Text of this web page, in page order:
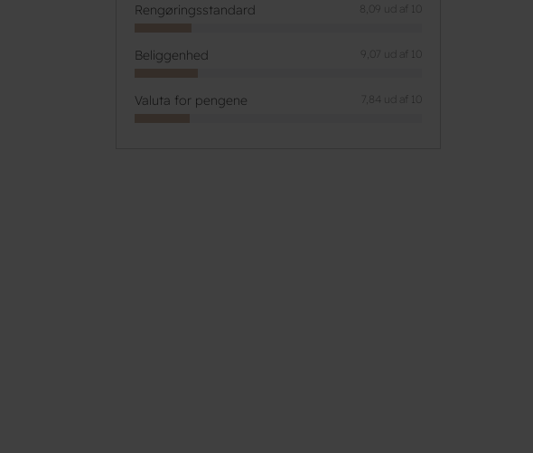
Rengøringsstandard 8,09 ud af 10
Beliggenhed 9,07 ud af 10
Valuta for pengene 7,84 ud af 10